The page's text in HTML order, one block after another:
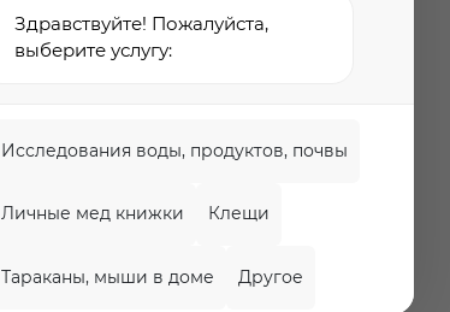
Здравствуйте! Пожалуйста,
выберите услугу:
Исследования воды, продуктов, почвы
Личные мед книжки Клещи
Тараканы, мыши в доме Другое
обработки и